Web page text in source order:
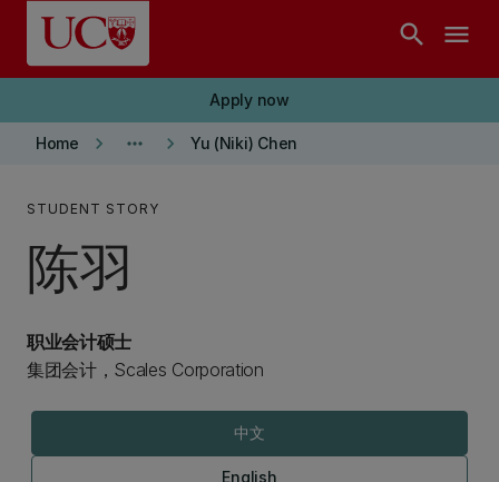
Skip to main content
search menu
Apply now
Home keyboard_arrow_right more_horiz keyboard_arrow_right Yu (Niki) Chen
STUDENT STORY
陈羽
职业会计硕士
集团会计，Scales Corporation
中文
English